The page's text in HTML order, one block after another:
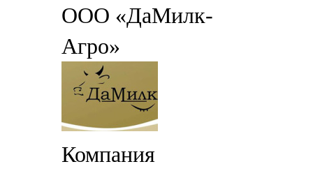
ООО «ДаМилк-
Агро»
Компания